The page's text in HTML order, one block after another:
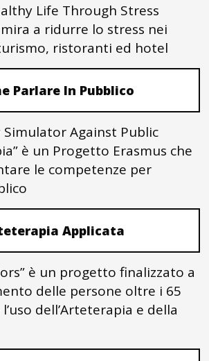
Life Through Stress
a ridurre lo stress nei
ristoranti ed hotel
Parlare In Pubblico
Simulator Against Public
è un Progetto Erasmus che
le competenze per
Applicata
è un progetto finalizzato a
delle persone oltre i 65
dell’Arteterapia e della